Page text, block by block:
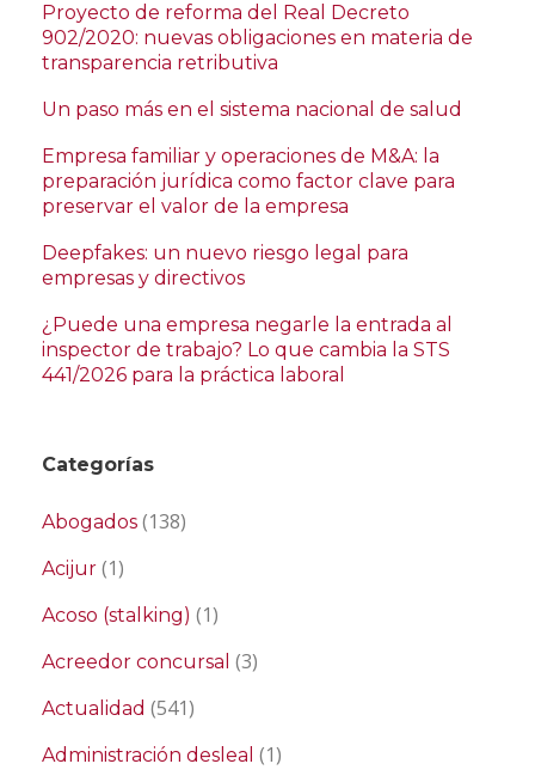
Proyecto de reforma del Real Decreto
902/2020: nuevas obligaciones en materia de
transparencia retributiva
Un paso más en el sistema nacional de salud
Empresa familiar y operaciones de M&A: la
preparación jurídica como factor clave para
preservar el valor de la empresa
Deepfakes: un nuevo riesgo legal para
empresas y directivos
¿Puede una empresa negarle la entrada al
inspector de trabajo? Lo que cambia la STS
441/2026 para la práctica laboral
Categorías
Abogados (138)
Acijur (1)
Acoso (stalking) (1)
Acreedor concursal (3)
Actualidad (541)
Administración desleal (1)